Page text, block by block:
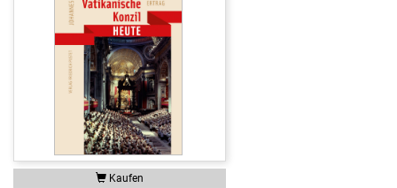
Kaufen